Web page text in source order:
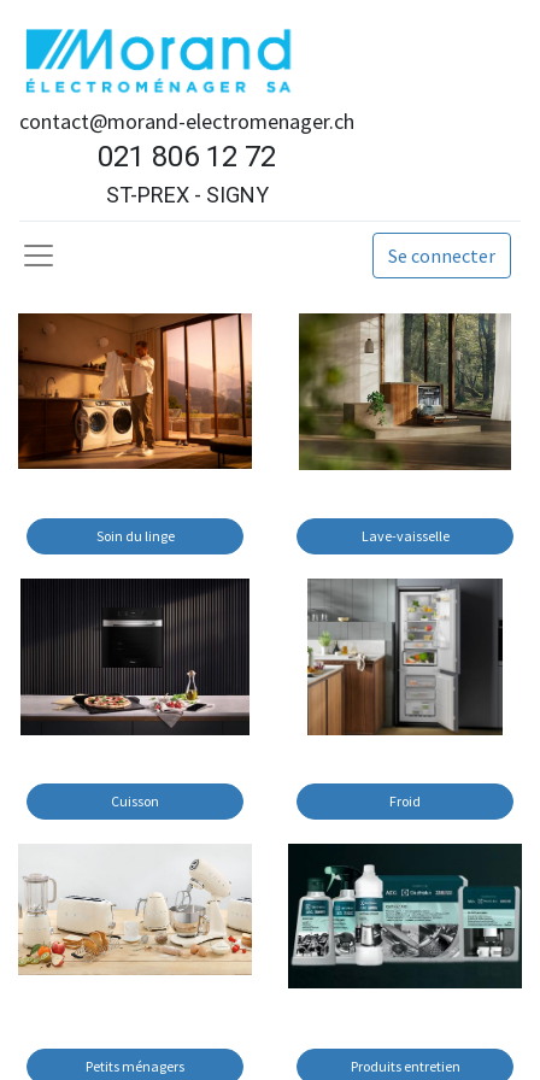
contact@morand-electromenager.ch
021 806 12 72
ST-PREX - SIGNY
Se connecter
Soin du linge Lave-vaisselle
Cuisson Froid
Petits ménagers Produits entretien